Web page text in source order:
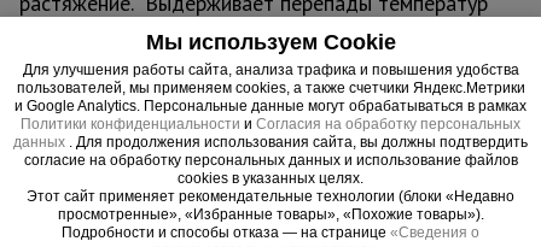
от - 40 до + 90 С. Устойчива к ультрафиолету.
Безопасна, не выделяет вредных веществ.
В сельском хозяйстве армированную пленку
применяют для защиты растений, в том числе:
- для оборудования парников и теплиц;
- для их укрытия и создания необходимого
микроклимата;
Мы используем Cookie
Для улучшения работы сайта, анализа трафика и повышения удобства
пользователей, мы применяем cookies, а также счетчики Яндекс.Метрики
и Google Analytics. Персональные данные могут обрабатываться в рамках
Политики конфиденциальности и Согласия на обработку персональных
данных
. Для продолжения использования сайта, вы должны подтвердить
согласие на обработку персональных данных и использование файлов
cookies в указанных целях.
Этот сайт применяет рекомендательные технологии (блоки «Недавно
просмотренные», «Избранные товары», «Похожие товары»).
Подробности и способы отказа — на странице «Сведения о